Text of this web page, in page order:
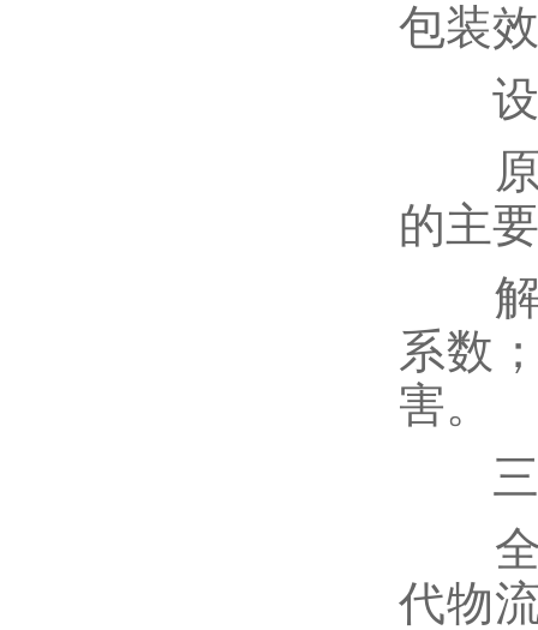
包装
设
原
的主
解
系数
害。
三
全
代物